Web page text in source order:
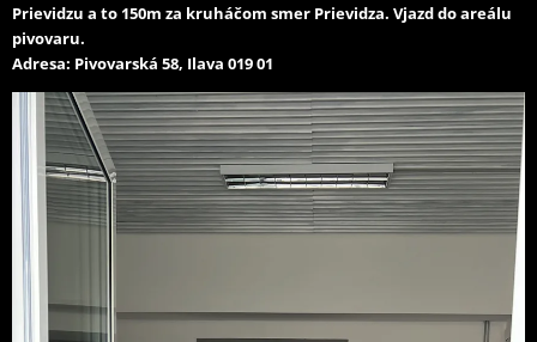
Odpružená
Nastaviteľná doľava aj doprava
Pre všetky typy štvorkoliek a UTV
Ovládanie pomocou elektrického navijaku (nie je súčasťou dodávky
- zvyčajne je navijak súčasťou štvorkolky)
Vynikajúci pomer ceny a kvality
Prievidzu a to 150m za kruháčom smer Prievidza. Vjazd do areálu
pivovaru.
Adresa: Pivovarská 58, Ilava 019 01